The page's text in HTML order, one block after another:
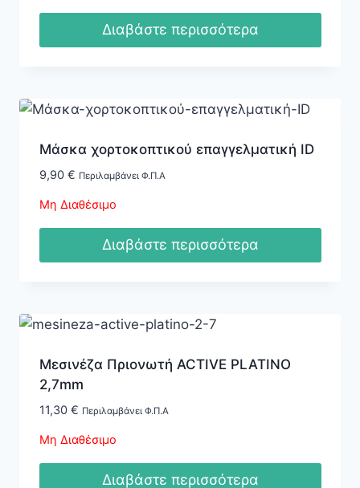
Διαβάστε περισσότερα
Μάσκα χορτοκοπτικού επαγγελματική ID
9,90 € Περιλαμβάνει Φ.Π.Α
Μη Διαθέσιμο
Διαβάστε περισσότερα
Μεσινέζα Πριονωτή ACTIVE PLATINO
2,7mm
11,30 € Περιλαμβάνει Φ.Π.Α
Μη Διαθέσιμο
Διαβάστε περισσότερα